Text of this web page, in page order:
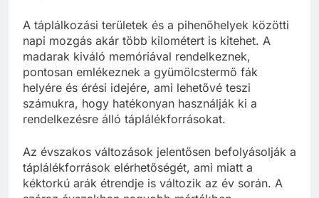
A táplálkozási területek és a pihenőhelyek közötti
napi mozgás akár több kilométert is kitehet. A
madarak kiváló memóriával rendelkeznek,
pontosan emlékeznek a gyümölcstermő fák
helyére és érési idejére, ami lehetővé teszi
számukra, hogy hatékonyan használják ki a
rendelkezésre álló táplálékforrásokat.
Az évszakos változások jelentősen befolyásolják a
táplálékforrások elérhetőségét, ami miatt a
kéktorkú arák étrendje is változik az év során. A